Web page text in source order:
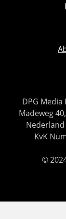
DPG
Madeweg
Nederland
KvK
©